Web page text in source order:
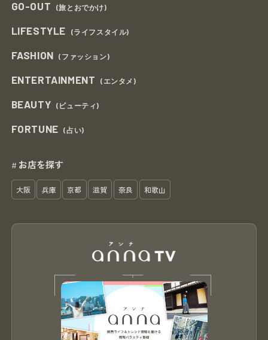
GO-OUT (旅とおでかけ)
LIFESTYLE (ライフスタイル)
FASHION (ファッション)
ENTERTAINMENT (エンタメ)
BEAUTY (ビューティ)
FORTUNE (占い)
# お店を探す
大阪 兵庫 京都 滋賀 奈良 和歌山